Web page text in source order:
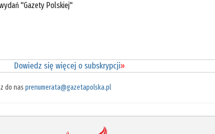
"Gazety Polskiej"
Dowiedz się więcej o subskrypcji»
do nasprenumerata@gazetapolska.pl